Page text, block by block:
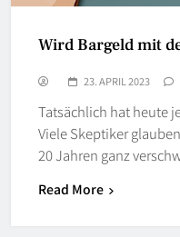
Wird Bargeld mit
23. APRIL 2023
Tatsächlich hat heute
Viele Skeptiker
20 Jahren ganz
Read More